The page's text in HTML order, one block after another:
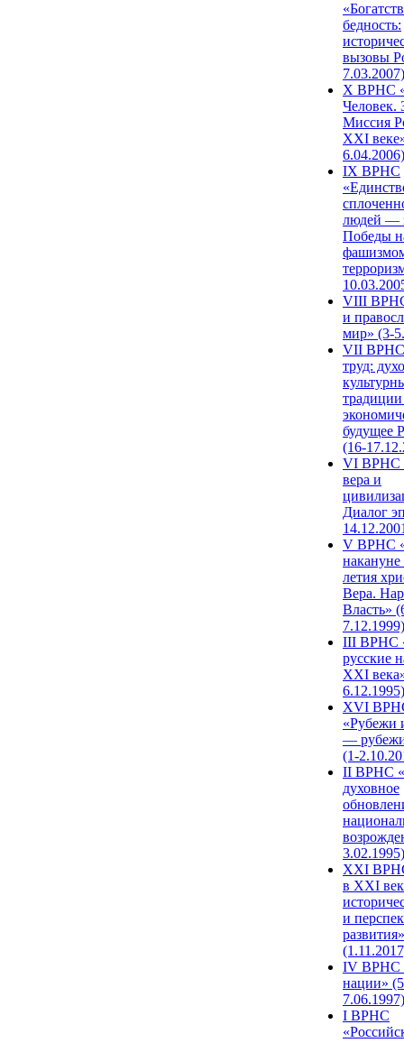
бедность:
вызовы
7.03.2007)
X ВРНС
Человек.
Миссия
XXI
6.04.2006)
IX ВРНС
людей —
Победы
VIII
и
мир» (3-
VII ВРНС
труд:
будущее
(16-
VI ВРНС
вера и
Диалог
V ВРНС
накануне
летия
Вера.
Власть»
7.12.1999)
III ВРНС
русские
XXI
6.12.1995)
XVI
«Рубежи
—
(1-
II ВРНС
духовное
3.02.1995)
XХI
в XXI
и
развития»
IV ВРНС
нации»
7.06.1997)
I ВРНС